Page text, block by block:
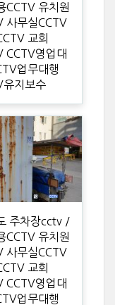
CCTV 유치원
사무실CCTV
교회
CCTV영업대
업무대행
유지보수
주차장cctv /
CCTV 유치원
사무실CCTV
교회
CCTV영업대
업무대행